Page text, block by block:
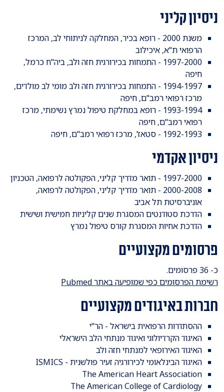
ניסיון קליני
משנת 2000 - רופא בכיר, המחלקה לניתוחי לב, המרכז
הרפואי ת"א, איכילוב
1997-2000 - התמחות בכירורגית חזה ולב, ביה"ח כרמל,
חיפה
1994-1997 - התמחות בכירורגית חזה ולב מומי לב מולדים,
מרכז רפואי רמב"ם, חיפה
1993-1994 - רופא במחלקת טיפול נמרץ נשימתי, מרכז
רפואי רמב"ם, חיפה
1992-1993 - סטאז', מרכז רפואי רמב"ם, חיפה
ניסיון אקדמי
1997-2000 - תואר מדריך קליני, הפקולטה לרפואה, הטכניון
2000-2008 - תואר מדריך קליני, הפקולטה לרפואה,
אוניברסיטת תל אביב
הדרכת סטודנטים המסגרת שנים קליניות חמישית ושישית
הדרכת אחיות המסגרת קורס טיפול נמרץ
פרסומים מקצועיים
כ- 36 פרסומים.
רשימת הפרסומים כפי שמופיעה באתר Pubmed
חברות באיגודים מקצועיים
ההסתדרות הרפואית בישראל - הר"י
האיגוד הקרדיולוגי ואיגוד מנתחי הלב הישראלי
האיגוד האירופאי למנתחי חזה ולב
האיגוד הבינלאומי לכירורגיה זעיר פולשנית - ISMICS
The American Heart Association
The American College of Cardiology